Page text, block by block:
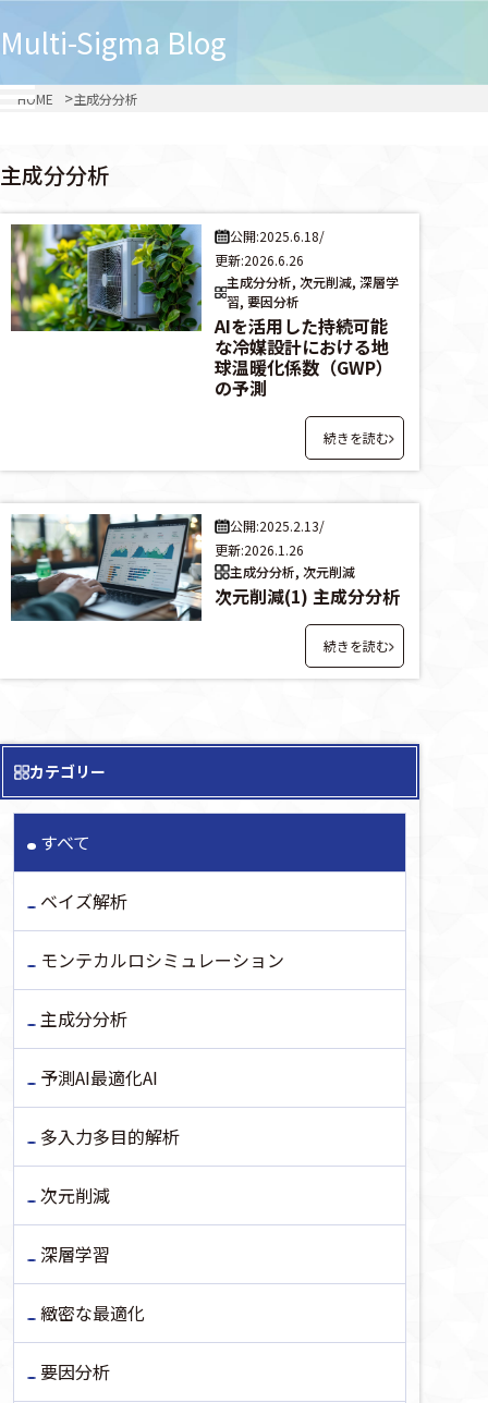
Multi-Sigma Blog
HOME 主成分分析
主成分分析
公開:2025.6.18/
更新:2026.6.26
主成分分析, 次元削減, 深層学
習, 要因分析
AIを活用した持続可能
な冷媒設計における地
球温暖化係数（GWP）
の予測
続きを読む
公開:2025.2.13/
更新:2026.1.26
主成分分析, 次元削減
次元削減(1) 主成分分析
続きを読む
カテゴリー
すべて
ベイズ解析
モンテカルロシミュレーション
主成分分析
予測AI最適化AI
多入力多目的解析
次元削減
深層学習
緻密な最適化
要因分析